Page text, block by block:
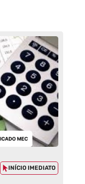
INÍCIO IMEDIATO